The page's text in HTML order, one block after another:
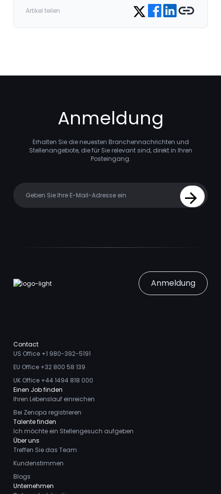
Artikel teilen Share on Twitter
Share on Facebook
Share on LinkedIn
Copy link
Anmeldung
Erhalten Sie die neuesten Branchennachrichten und
Stellenangebote, die für Sie relevant sind, direkt in Ihren
Posteingang.
Sign Up
Anmeldung
Contact
US Office +1 980-392-5191
EU Office +32 800 58 139
UK Office +44 1494 818 000
Einen Job finden
Ihren Lebenslauf einreichen
Bei Zenopa registrieren
Talente finden
Ich möchte ein Stellengesuch aufgeben
Über uns
Treffen Sie das Team
Kundenstimmen
Blogs
Unternehmen